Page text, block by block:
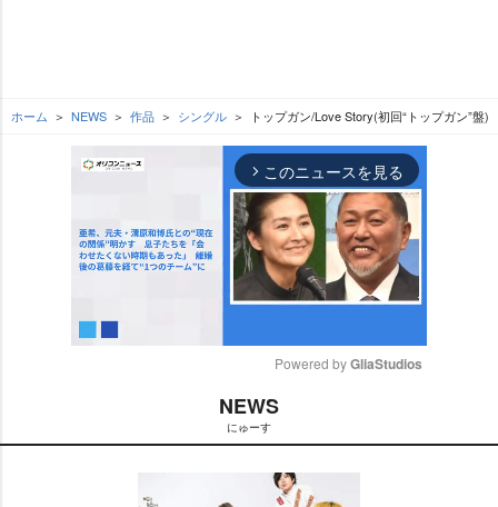
ホーム NEWS 作品 シングル トップガン/Love Story(初回“トップガン”盤)
arrow_forward_ios このニュースを見る
t
Powered by GliaStudios
NEWS
にゅーす